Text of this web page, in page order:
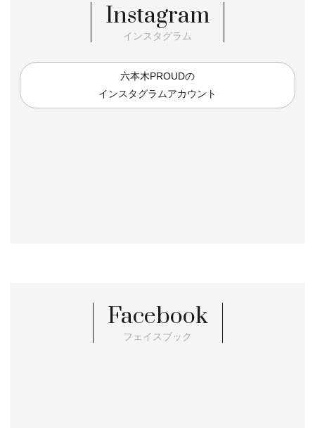
Instagram
インスタグラム
六本木PROUDの
インスタグラムアカウント
Facebook
フェイスブック